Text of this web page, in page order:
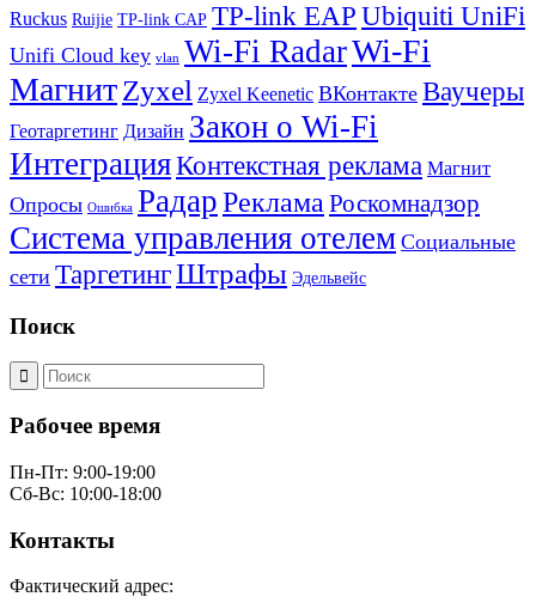
Ruckus Ruijie TP-link CAP TP-link EAP Ubiquiti UniFi
Unifi Cloud key vlan Wi-Fi RadarWi-Fi
МагнитZyxel Zyxel Keenetic ВКонтакте Ваучеры
Геотаргетинг Дизайн Закон о Wi-Fi
ИнтеграцияКонтекстная реклама Магнит
Опросы Ошибка РадарРеклама Роскомнадзор
Система управления отелем Социальные
сети ТаргетингШтрафы Эдельвейс
Поиск
Рабочее время
Пн-Пт: 9:00-19:00
Сб-Вс: 10:00-18:00
Контакты
Фактический адрес: